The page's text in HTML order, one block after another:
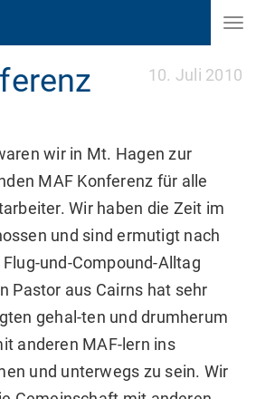
10. Juli 2010
wir in Mt. Hagen zur
MAF Konferenz für alle
Wir haben die Zeit im
und sind ermutigt nach
und-Compound-Alltag
Pastor aus Cairns hat sehr
gehal-ten und drumherum
anderen MAF-lern ins
und unterwegs zu sein. Wir